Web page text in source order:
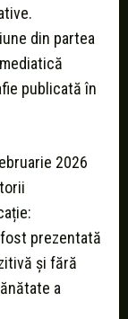
din partea
publicată în
2026
prezentată
și fără
a